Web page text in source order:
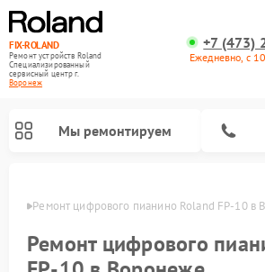
FIX-ROLAND
Ремонт устройств Roland
Специализированный
cервисный центр г.
Воронеж
+7 (473)
Ежедневно, с
Мы ремонтируем
Ремонт цифрового пианино Roland FP-10 в
Ремонт цифрового